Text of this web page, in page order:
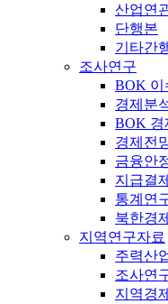
산업연
단행본
기타간
조사연구
BOK 이
경제분
BOK 경
경제전
금융안
지급결
통계연
북한경
지역연구자료
주력산
조사연
지역경